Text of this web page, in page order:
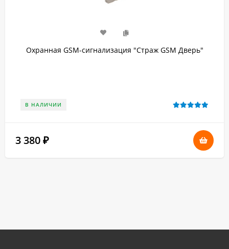
Охранная GSM-сигнализация "Страж GSM Дверь"
В НАЛИЧИИ
3 380 ₽